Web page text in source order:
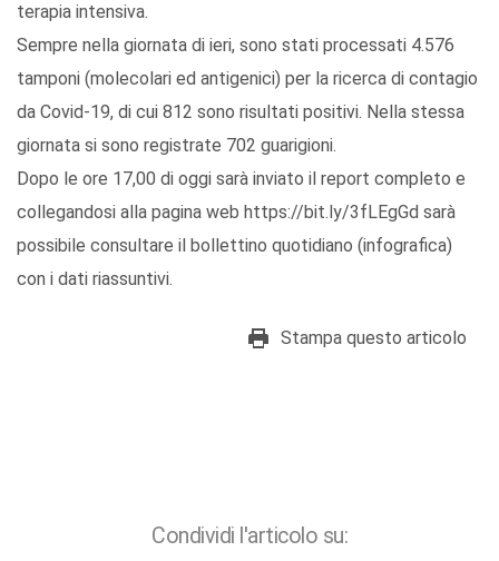
terapia intensiva.
Sempre nella giornata di ieri, sono stati processati 4.576
tamponi (molecolari ed antigenici) per la ricerca di contagio
da Covid-19, di cui 812 sono risultati positivi. Nella stessa
giornata si sono registrate 702 guarigioni.
Dopo le ore 17,00 di oggi sarà inviato il report completo e
collegandosi alla pagina web https://bit.ly/3fLEgGd sarà
possibile consultare il bollettino quotidiano (infografica)
con i dati riassuntivi.
Stampa questo articolo
Condividi l'articolo su: